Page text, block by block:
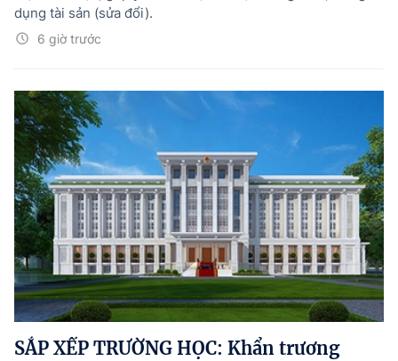
6 giờ trước
dụng tài sản (sửa đổi).
SẮP XẾP TRƯỜNG HỌC: Khẩn trương